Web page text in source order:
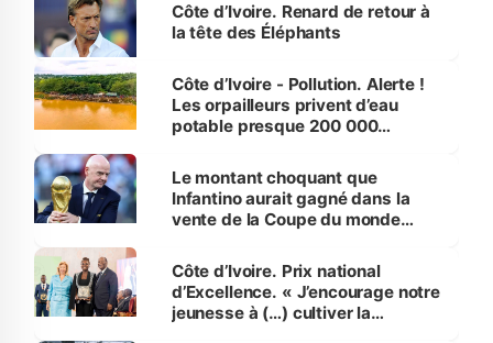
Côte d’Ivoire. Renard de retour à
la tête des Éléphants
Côte d’Ivoire - Pollution. Alerte !
Les orpailleurs privent d’eau
potable presque 200 000
Le montant choquant que
Infantino aurait gagné dans la
vente de la Coupe du monde
Côte d’Ivoire. Prix national
d’Excellence. « J’encourage notre
jeunesse à (…) cultiver la